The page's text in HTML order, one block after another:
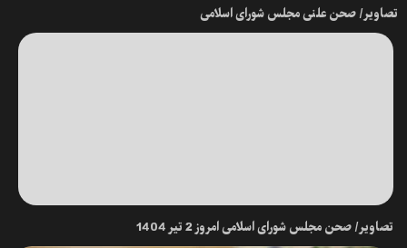
تصاویر/ صحن علنی مجلس شورای اسلامی
تصاویر/ صحن مجلس شورای اسلامی امروز 2 تیر 1404